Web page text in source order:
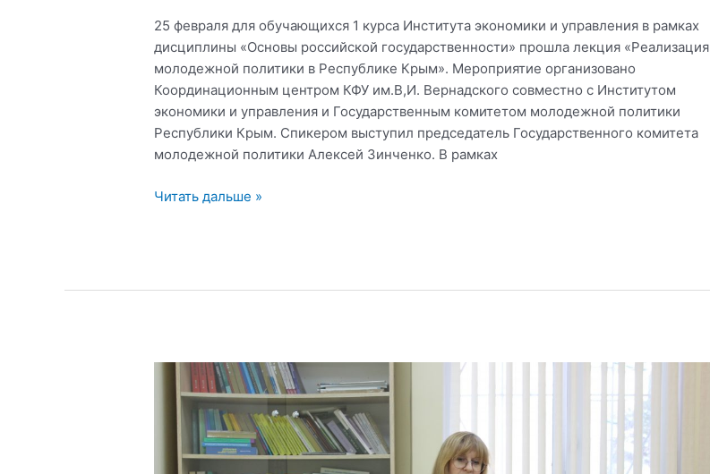
25 февраля для обучающихся 1 курса Института экономики и управления в рамках
дисциплины «Основы российской государственности» прошла лекция «Реализация
молодежной политики в Республике Крым». Мероприятие организовано
Координационным центром КФУ им.В,И. Вернадского совместно с Институтом
экономики и управления и Государственным комитетом молодежной политики
Республики Крым. Спикером выступил председатель Государственного комитета
молодежной политики Алексей Зинченко. В рамках
Лекция
Читать дальше »